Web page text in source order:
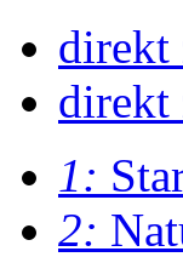
direkt
direkt
1:
2: